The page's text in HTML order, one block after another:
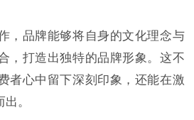
，品牌能够将自身的文化理念与
，打造出独特的品牌形象。这不
者心中留下深刻印象，还能在激
。